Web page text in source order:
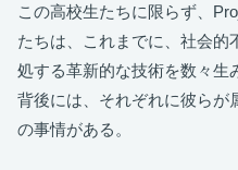
この高校生たちに限らず、
たちは、これまでに、社会的
処する革新的な技術を数々生
背後には、それぞれに彼らが
の事情がある。